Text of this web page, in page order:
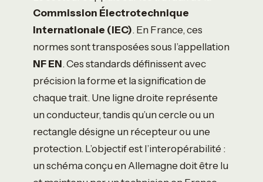
Commission Électrotechnique
Internationale (IEC). En France, ces
normes sont transposées sous l’appellation
NF EN. Ces standards définissent avec
précision la forme et la signification de
chaque trait. Une ligne droite représente
un conducteur, tandis qu’un cercle ou un
rectangle désigne un récepteur ou une
protection. L’objectif est l’interopérabilité :
un schéma conçu en Allemagne doit être lu